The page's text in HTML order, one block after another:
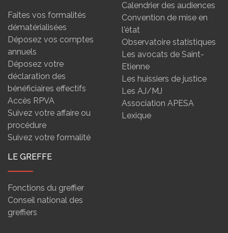
Faites vos formalités
dématérialisées
Déposez vos comptes
annuels
Déposez votre
déclaration des
bénéficiaires effectifs
Accès RPVA
Suivez votre affaire ou
procédure
Suivez votre formalité
Calendrier des audiences
Convention de mise en
l'état
Observatoire statistiques
Les avocats de Saint-
Etienne
Les huissiers de justice
Les AJ/MJ
Association APESA
Lexique
LE GREFFE
Fonctions du greffier
Conseil national des
greffiers